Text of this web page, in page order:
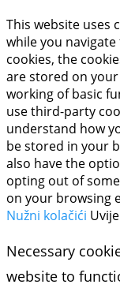
This website uses
while you
cookies, the
are stored on
working of basic
use third-party
understand how
be stored in your
also have the
opting out of
on your browsing
Nužni kolačići
Necessary
website to